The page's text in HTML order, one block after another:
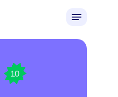
10